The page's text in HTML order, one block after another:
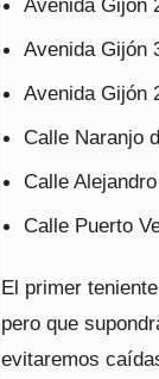
Avenida Gijón
Avenida Gijón
Avenida Gijón
Calle Naranjo
Calle
Calle Puerto
El primer
pero que
evitaremos